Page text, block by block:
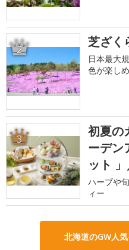
2 芝ざく
日本最大
色が楽し
3
初夏の
ーデン
ット
ハーブや
ィー
北海道のGW人